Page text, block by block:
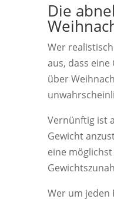
Die
Wer
aus, dass
über
Vernünftig ist
Gewicht
eine
Wer um jeden